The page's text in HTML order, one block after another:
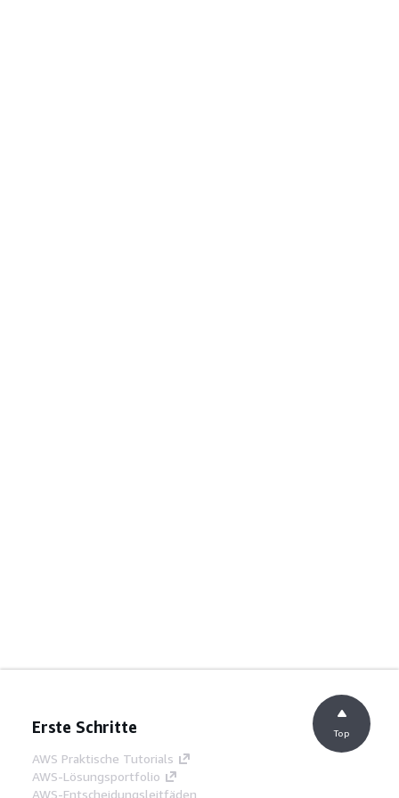
Erste Schritte
AWS Praktische Tutorials
AWS-Lösungsportfolio
AWS-Entscheidungsleitfäden
Top